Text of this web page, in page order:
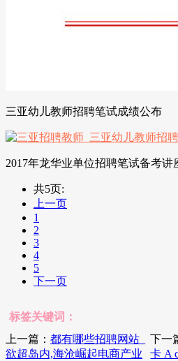
三亚幼儿教师招聘笔试成绩公布
2017年龙华业单位招聘笔试备考讲
共5页:
上一页
1
2
3
4
5
下一页
标签关键词：
上一篇： 都有哪些招聘网站_
欲超岛内,海沧崛起电商产业
下一
卡 A